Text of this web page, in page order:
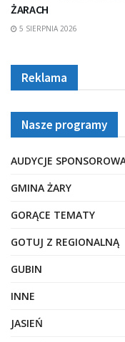
ŻARACH
5 SIERPNIA 2026
Reklama
Nasze programy
AUDYCJE
GMINA ŻARY
GORĄCE TEMATY
GOTUJ Z REGIONALNĄ
GUBIN
INNE
JASIEŃ